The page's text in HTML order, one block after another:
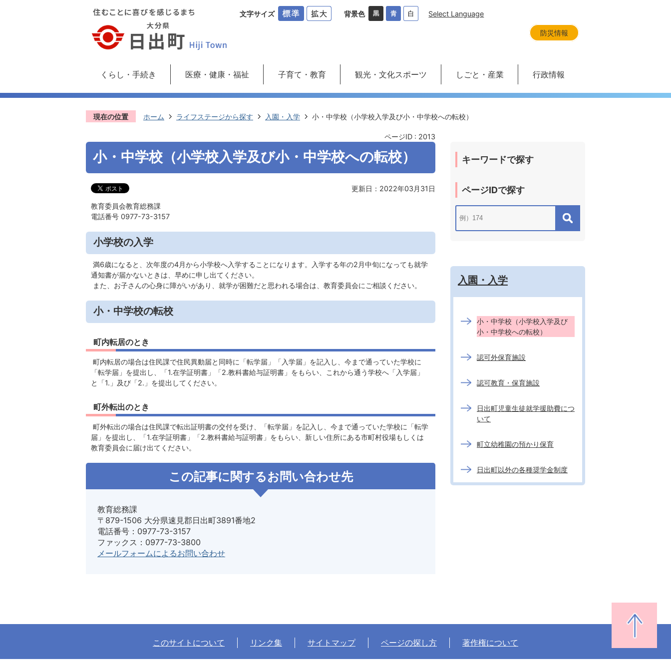
文字サイズ 背景色 Select Language
防災情報
くらし・手続き 医療・健康・福祉 子育て・教育 観光・文化スポーツ しごと・産業 行政情報
現在の位置 ホーム ライフステージから探す 入園・入学 小・中学校（小学校入学及び小・中学校への転校）
ページID : 2013
小・中学校（小学校入学及び小・中学校への転校）
更新日：2022年03月31日
教育委員会教育総務課
電話番号 0977-73-3157
小学校の入学
満6歳になると、次年度の4月から小学校へ入学することになります。入学する年の2月中旬になっても就学
通知書が届かないときは、早めに申し出てください。
また、お子さんの心身に障がいがあり、就学が困難だと思われる場合は、教育委員会にご相談ください。
小・中学校の転校
町内転居のとき
町内転居の場合は住民課で住民異動届と同時に「転学届」「入学届」を記入し、今まで通っていた学校に
「転学届」を提出し、「1.在学証明書」「2.教科書給与証明書」をもらい、これから通う学校へ「入学届」
と「1.」及び「2.」を提出してください。
町外転出のとき
町外転出の場合は住民課で転出証明書の交付を受け、「転学届」を記入し、今まで通っていた学校に「転学
届」を提出し、「1.在学証明書」「2.教科書給与証明書」をもらい、新しい住所にある市町村役場もしくは
教育委員会に届け出てください。
この記事に関するお問い合わせ先
教育総務課
〒879-1506 大分県速見郡日出町3891番地2
電話番号：0977-73-3157
ファックス：0977-73-3800
メールフォームによるお問い合わせ
キーワードで探す
ページIDで探す
入園・入学
小・中学校（小学校入学及び
小・中学校への転校）
認可外保育施設
認可教育・保育施設
日出町児童生徒就学援助費につ
いて
町立幼稚園の預かり保育
日出町以外の各種奨学金制度
このサイトについて リンク集 サイトマップ ページの探し方 著作権について